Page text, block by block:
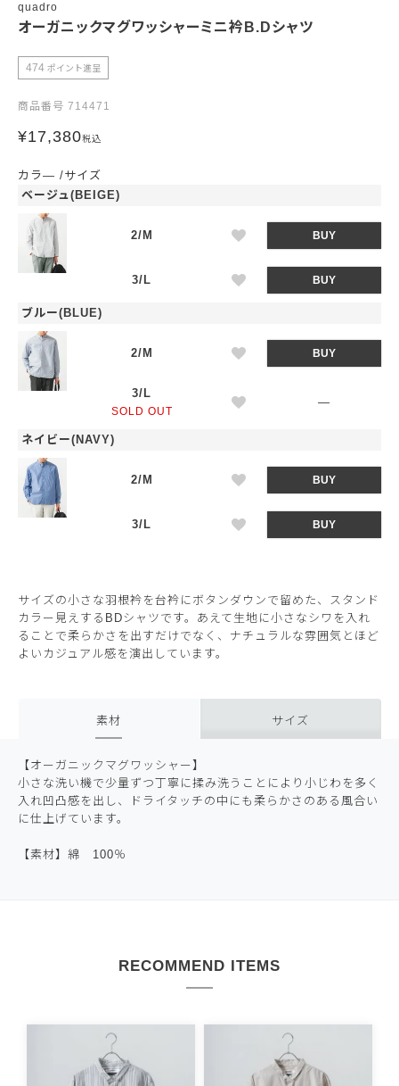
quadro
オーガニックマグワッシャーミニ衿B.Dシャツ
474 ポイント進呈
商品番号 714471
¥17,380税込
カラ―
サイズ
ベージュ(BEIGE)
2/M BUY
3/L BUY
ブルー(BLUE)
2/M BUY
3/L
SOLD OUT
—
ネイビー(NAVY)
2/M BUY
3/L BUY
サイズの小さな羽根衿を台衿にボタンダウンで留めた、スタンド
カラー見えするBDシャツです。あえて生地に小さなシワを入れ
ることで柔らかさを出すだけでなく、ナチュラルな雰囲気とほど
よいカジュアル感を演出しています。
素材 サイズ
【オーガニックマグワッシャー】
小さな洗い機で少量ずつ丁寧に揉み洗うことにより小じわを多く
入れ凹凸感を出し、ドライタッチの中にも柔らかさのある風合い
に仕上げています。
【素材】綿 100％
RECOMMEND ITEMS